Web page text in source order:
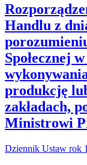
Handlu z
Społecznej
produkcję
zakładach,
Ministrowi
Dziennik Ustaw rok